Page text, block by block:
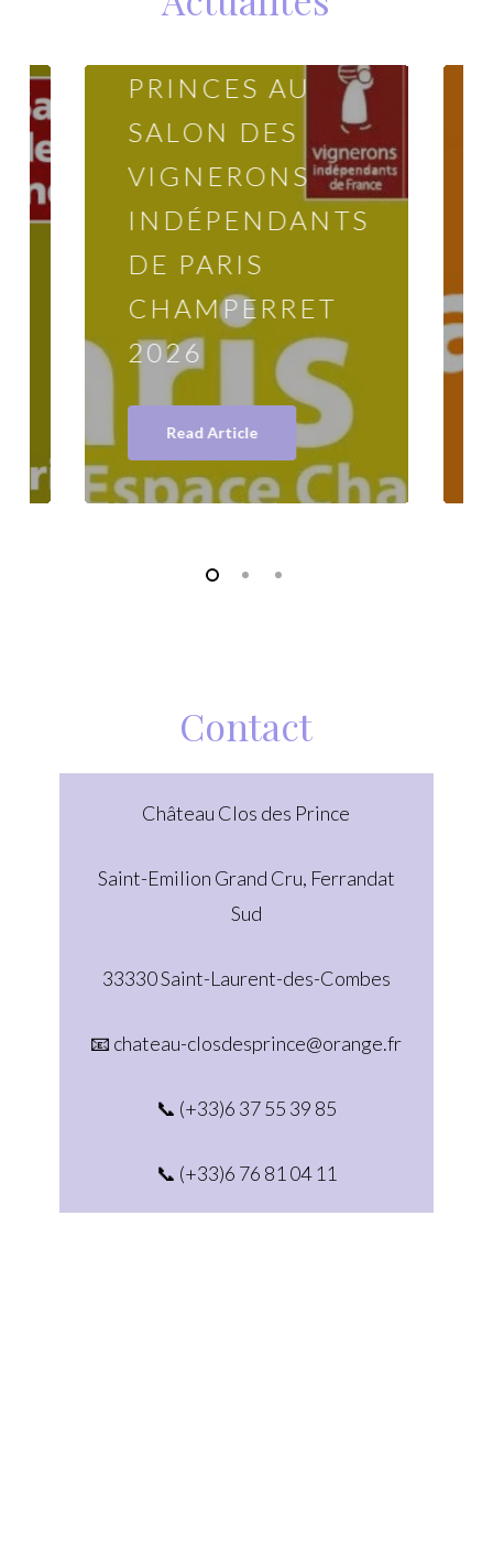
PRINCES AU
SALON DES
VIGNERONS
INDÉPENDANTS
DE PARIS
CHAMPERRET
2026
Read Article
Contact
Château Clos des Prince
Saint-Emilion Grand Cru, Ferrandat
Sud
33330 Saint-Laurent-des-Combes
📧 chateau-closdesprince@orange.fr
📞 (+33)6 37 55 39 85
📞 (+33)6 76 81 04 11